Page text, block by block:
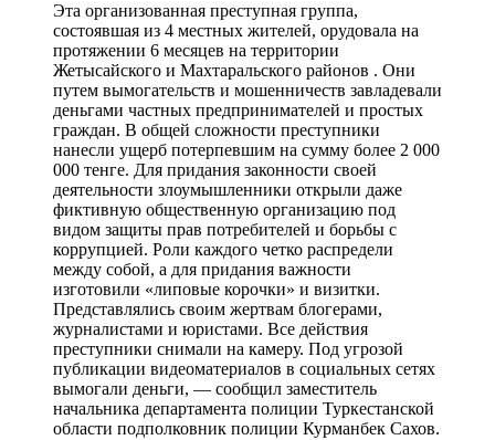
Эта организованная преступная группа,
состоявшая из 4 местных жителей, орудовала на
протяжении 6 месяцев на территории
Жетысайского и Махтаральского районов . Они
путем вымогательств и мошенничеств завладевали
деньгами частных предпринимателей и простых
граждан. В общей сложности преступники
нанесли ущерб потерпевшим на сумму более 2 000
000 тенге. Для придания законности своей
деятельности злоумышленники открыли даже
фиктивную общественную организацию под
видом защиты прав потребителей и борьбы с
коррупцией. Роли каждого четко распредели
между собой, а для придания важности
изготовили «липовые корочки» и визитки.
Представлялись своим жертвам блогерами,
журналистами и юристами. Все действия
преступники снимали на камеру. Под угрозой
публикации видеоматериалов в социальных сетях
вымогали деньги, — сообщил заместитель
начальника департамента полиции Туркестанской
области подполковник полиции Курманбек Сахов.